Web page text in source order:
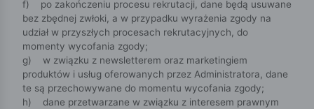
f) po zakończeniu procesu rekrutacji, dane będą usuwane
bez zbędnej zwłoki, a w przypadku wyrażenia zgody na
udział w przyszłych procesach rekrutacyjnych, do
momenty wycofania zgody;
g) w związku z newsletterem oraz marketingiem
produktów i usług oferowanych przez Administratora, dane
te są przechowywane do momentu wycofania zgody;
h) dane przetwarzane w związku z interesem prawnym